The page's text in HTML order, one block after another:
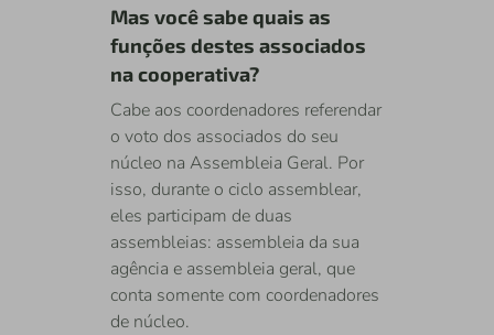
Mas você sabe quais as
funções destes associados
na cooperativa?
Cabe aos coordenadores referendar
o voto dos associados do seu
núcleo na Assembleia Geral. Por
isso, durante o ciclo assemblear,
eles participam de duas
assembleias: assembleia da sua
agência e assembleia geral, que
conta somente com coordenadores
de núcleo.